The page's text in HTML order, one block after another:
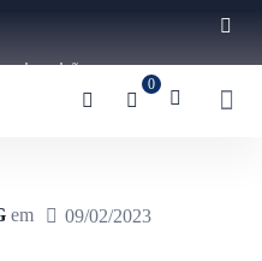
inscrições para a
0
em 09/02/2023